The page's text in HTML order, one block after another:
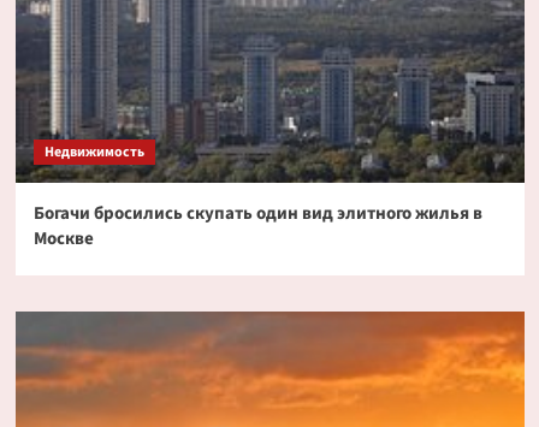
Недвижимость
Богачи бросились скупать один вид элитного жилья в
Москве